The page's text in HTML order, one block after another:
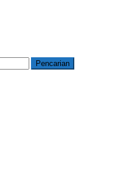
Pencarian